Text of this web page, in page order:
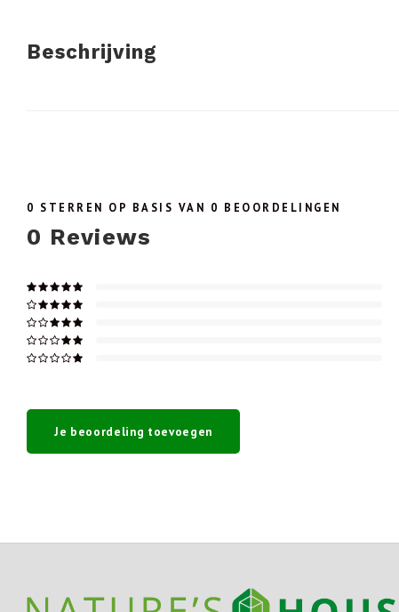
Beschrijving
0 STERREN OP BASIS VAN 0 BEOORDELINGEN
0 Reviews
Je beoordeling toevoegen